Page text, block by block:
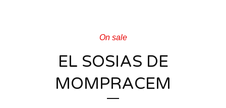
On sale
EL SOSIAS DE
MOMPRACEM